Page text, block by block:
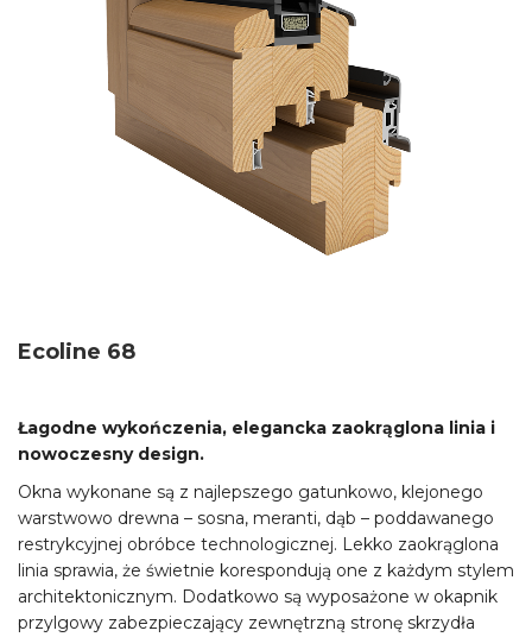
Ecoline 68
Łagodne wykończenia, elegancka zaokrąglona linia i
nowoczesny design.
Okna wykonane są z najlepszego gatunkowo, klejonego
warstwowo drewna – sosna, meranti, dąb – poddawanego
restrykcyjnej obróbce technologicznej. Lekko zaokrąglona
linia sprawia, że świetnie korespondują one z każdym stylem
architektonicznym. Dodatkowo są wyposażone w okapnik
przylgowy zabezpieczający zewnętrzną stronę skrzydła